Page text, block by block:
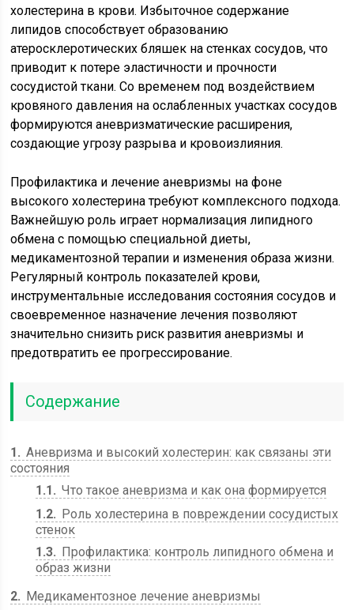
холестерина в крови. Избыточное содержание
липидов способствует образованию
атеросклеротических бляшек на стенках сосудов, что
приводит к потере эластичности и прочности
сосудистой ткани. Со временем под воздействием
кровяного давления на ослабленных участках сосудов
формируются аневризматические расширения,
создающие угрозу разрыва и кровоизлияния.
Профилактика и лечение аневризмы на фоне
высокого холестерина требуют комплексного подхода.
Важнейшую роль играет нормализация липидного
обмена с помощью специальной диеты,
медикаментозной терапии и изменения образа жизни.
Регулярный контроль показателей крови,
инструментальные исследования состояния сосудов и
своевременное назначение лечения позволяют
значительно снизить риск развития аневризмы и
предотвратить ее прогрессирование.
Содержание
1
Аневризма и высокий холестерин: как связаны эти
состояния
1.1
Что такое аневризма и как она формируется
1.2
Роль холестерина в повреждении сосудистых
стенок
1.3
Профилактика: контроль липидного обмена и
образ жизни
2
Медикаментозное лечение аневризмы